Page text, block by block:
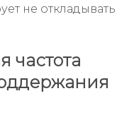
не откладывать
частота